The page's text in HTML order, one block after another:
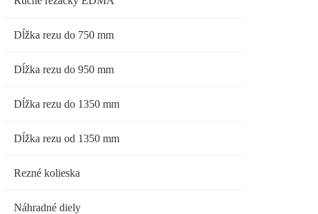
Dĺžka rezu do 750 mm
Dĺžka rezu do 950 mm
Dĺžka rezu do 1350 mm
Dĺžka rezu od 1350 mm
Rezné kolieska
Náhradné diely